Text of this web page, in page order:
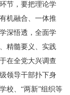
节，要把理论学
机融合、一体推
深悟透，全面学
精髓要义、实践
在全党大兴调查
领导干部扑下身
校、“两新”组织等